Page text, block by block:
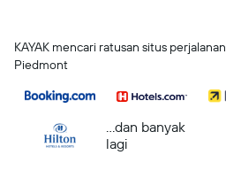
KAYAK mencari ratusan situs
Piedmont
...dan banyak
lagi